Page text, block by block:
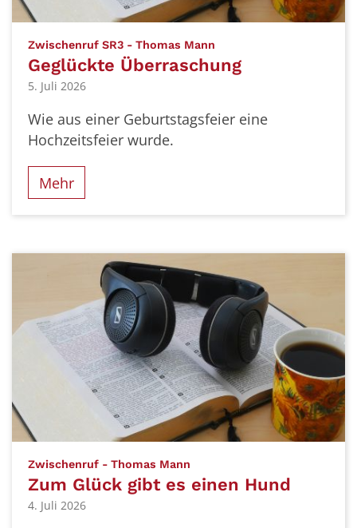
Zwischenruf SR3 - Thomas Mann
Geglückte Überraschung
5. Juli 2026
Wie aus einer Geburtstagsfeier eine
Hochzeitsfeier wurde.
Mehr
Zwischenruf - Thomas Mann
Zum Glück gibt es einen Hund
4. Juli 2026